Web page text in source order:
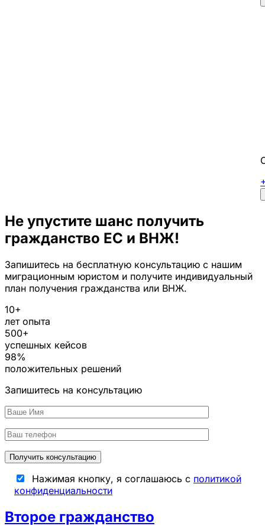
Не упустите шанс получить
гражданство ЕС и ВНЖ!
Запишитесь на бесплатную консультацию с нашим
миграционным юристом и получите индивидуальный
план получения гражданства или ВНЖ.
10+
лет опыта
500+
успешных кейсов
98%
положительных решений
Запишитесь на консультацию
Нажимая кнопку, я соглашаюсь с политикой
конфиденциальности
Второе гражданство